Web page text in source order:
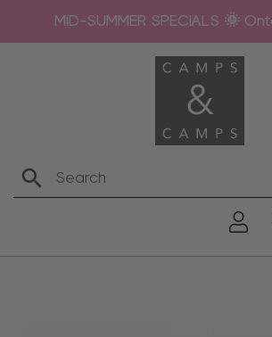
MID-SUMMER SPECIALS 🌞